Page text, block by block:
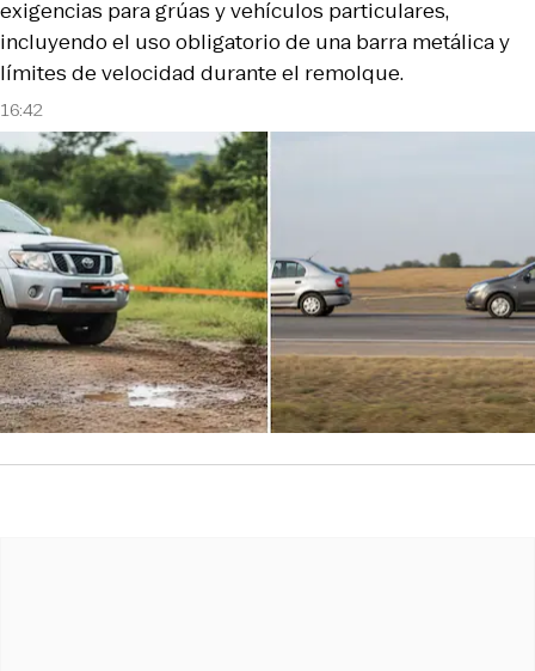
16:42
exigencias para grúas y vehículos particulares,
incluyendo el uso obligatorio de una barra metálica y
límites de velocidad durante el remolque.